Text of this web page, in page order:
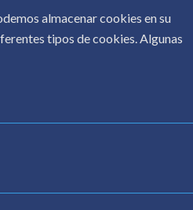
almacenar cookies en su
tipos de cookies. Algunas